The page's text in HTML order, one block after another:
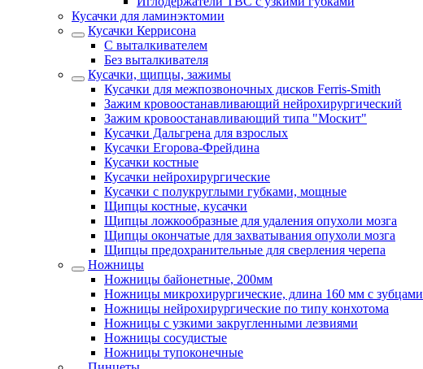
Кусачки для ламинэктомии
Кусачки Керрисона
С выталкивателем
Без выталкивателя
Кусачки, щипцы, зажимы
Кусачки для межпозвоночных дисков Ferris-Smith
Зажим кровоостанавливающий нейрохирургический
Зажим кровоостанавливающий типа "Москит"
Кусачки Дальгрена для взрослых
Кусачки Егорова-Фрейдина
Кусачки костные
Кусачки нейрохирургические
Кусачки с полукруглыми губками, мощные
Щипцы костные, кусачки
Щипцы ложкообразные для удаления опухоли мозга
Щипцы окончатые для захватывания опухоли мозга
Щипцы предохранительные для сверления черепа
Ножницы
Ножницы байонетные, 200мм
Ножницы микрохирургические, длина 160 мм с зубцами
Ножницы нейрохирургические по типу конхотома
Ножницы с узкими закругленными лезвиями
Ножницы сосудистые
Ножницы тупоконечные